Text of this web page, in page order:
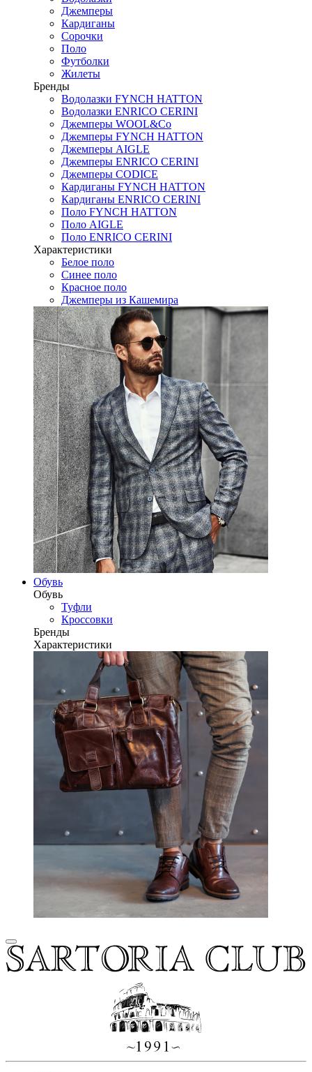
Джемперы
Кардиганы
Сорочки
Поло
Футболки
Жилеты
Бренды
Водолазки FYNCH HATTON
Водолазки ENRICO CERINI
Джемперы WOOL&Co
Джемперы FYNCH HATTON
Джемперы AIGLE
Джемперы ENRICO CERINI
Джемперы CODICE
Кардиганы FYNCH HATTON
Кардиганы ENRICO CERINI
Поло FYNCH HATTON
Поло AIGLE
Поло ENRICO CERINI
Характеристики
Белое поло
Синее поло
Красное поло
Джемперы из Кашемира
Обувь
Обувь
Туфли
Кроссовки
Бренды
Характеристики